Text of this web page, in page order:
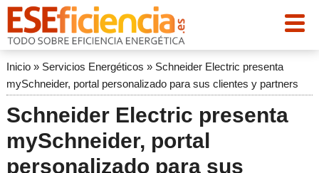
Inicio» Servicios Energéticos » Schneider Electric presenta
mySchneider, portal personalizado para sus clientes y partners
Schneider Electric presenta
mySchneider, portal
personalizado para sus